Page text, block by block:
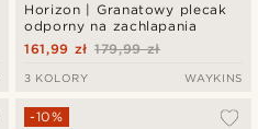
Horizon | Granatowy plecak
odporny na zachlapania
179,99 zł
161,99 zł
3 KOLORY WAYKINS
-10%